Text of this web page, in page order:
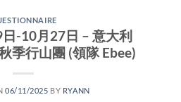
-10月27日 – 意大利
季行山團 (領隊 Ebee)
06/11/2025 BY RYANN